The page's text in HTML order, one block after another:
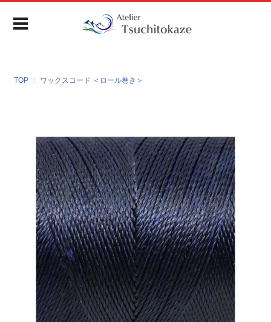
TOP ワックスコード ＜ロール巻き＞